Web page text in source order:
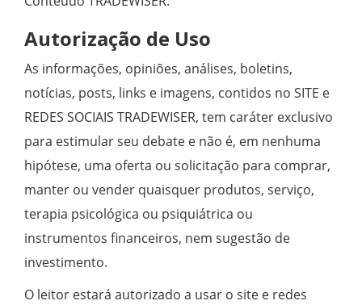
Autorização de Uso
As informações, opiniões, análises, boletins,
notícias, posts, links e imagens, contidos no SITE e
REDES SOCIAIS TRADEWISER, tem caráter exclusivo
para estimular seu debate e não é, em nenhuma
hipótese, uma oferta ou solicitação para comprar,
manter ou vender quaisquer produtos, serviço,
terapia psicológica ou psiquiátrica ou
instrumentos financeiros, nem sugestão de
investimento.
O leitor estará autorizado a usar o site e redes